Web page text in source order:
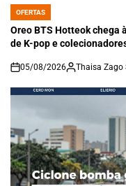
POSTED
IN
OFERTAS
Oreo BTS Hotteok chega
de K-pop e
on
05/08/2026 Thaisa Zago